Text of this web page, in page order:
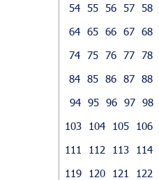
54 55 56 57 58
64 65 66 67 68
74 75 76 77 78
84 85 86 87 88
94 95 96 97 98
103
104 105 106
111
112 113 114
119
120 121 122